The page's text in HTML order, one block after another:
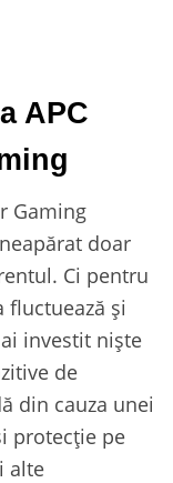
APC
Gaming
doar
Ci pentru
fluctuează și
investit niște
de
din cauza unei
protecție pe
alte